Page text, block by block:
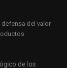
del valor
de los